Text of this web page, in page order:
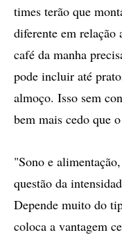
times terão que
diferente em relação
café da manha
pode incluir até
almoço. Isso sem
bem mais cedo que
"Sono e
questão da
Depende muito do
coloca a vantagem